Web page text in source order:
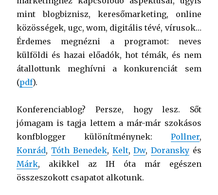
mint blogbiznisz, keresőmarketing, online
közösségek, ugc, wom, digitális tévé, vírusok…
Érdemes megnézni a programot: neves
külföldi és hazai előadók, hot témák, és nem
átallottunk meghívni a konkurenciát sem
(pdf).
Konferenciablog? Persze, hogy lesz. Sőt
jómagam is tagja lettem a már-már szokásos
konfblogger különítménynek: Pollner,
Konrád, Tóth Benedek, Kelt,Dw, Doranskyés
Márk, akikkel az IH óta már egészen
összeszokott csapatot alkotunk.